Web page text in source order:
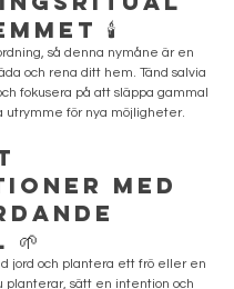
🕯️
så denna nymåne är en
och rena ditt hem. Tänd salvia
fokusera på att släppa gammal
utrymme för nya möjligheter.
med
🌱
jord och plantera ett frö eller en
planterar, sätt en intention och